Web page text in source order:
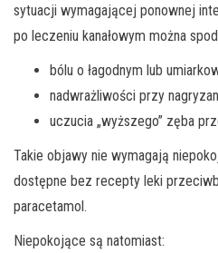
sytuacji wymagającej ponownej
po leczeniu kanałowym można
bólu o łagodnym lub
nadwrażliwości przy
uczucia „wyższego” zęba
Takie objawy nie wymagają
dostępne bez recepty leki
paracetamol.
Niepokojące są natomiast: